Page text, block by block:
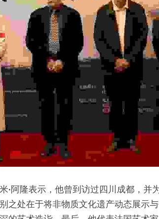
·阿隆表示，他曾到访过四川成都，并
之处在于将非物质文化遗产动态展示